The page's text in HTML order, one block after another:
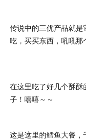
传说中的三优产品就
吃，买买东西，吼吼那
在这里吃了好几个酥酥
子！嘻嘻～～
这是这里的鳕鱼大餐